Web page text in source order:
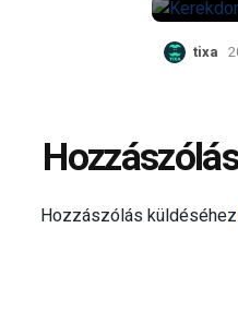
tixa
Hozzászólás